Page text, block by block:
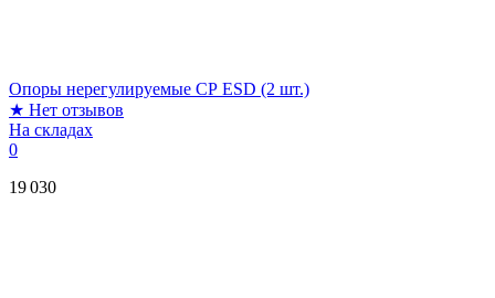
Опоры нерегулируемые СР ESD (2 шт.)
★ Нет отзывов
На складах
0
19 030